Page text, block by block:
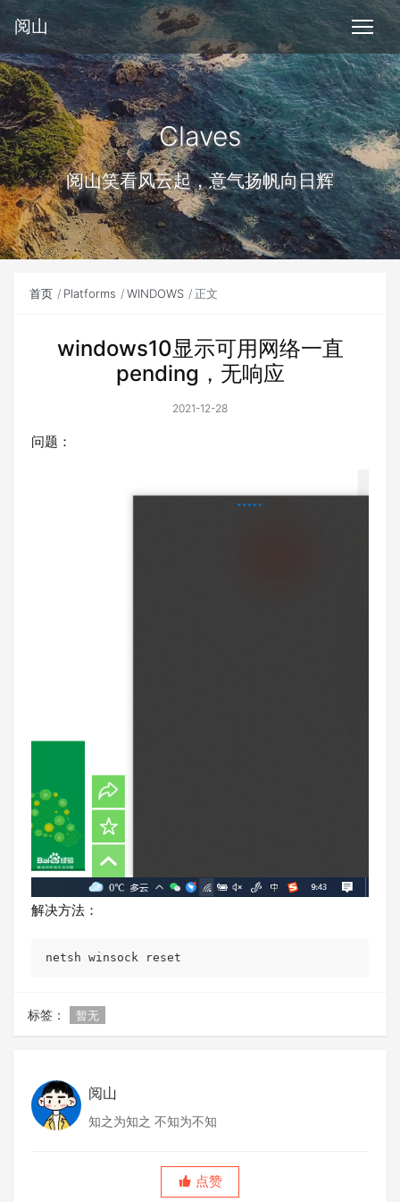
阅山
Claves
阅山笑看风云起，意气扬帆向日辉
首页 Platforms WINDOWS 正文
windows10显示可用网络一直
pending，无响应
2021-12-28
问题：
解决方法：
netsh winsock reset
标签： 暂无
阅山
知之为知之 不知为不知
点赞